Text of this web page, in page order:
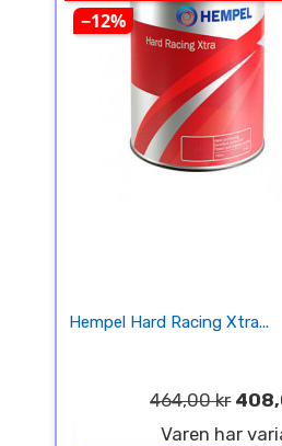
−12%
Hempel Hard Racing Xtra...
464,00 kr
Varen har